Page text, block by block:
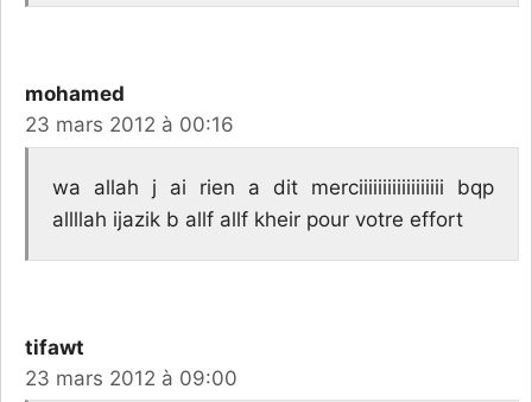
mohamed
23 mars 2012 à 00:16
wa allah j ai rien a dit merciiiiiiiiiiiiiiiiii bqp
allllah ijazik b allf allf kheir pour votre effort
tifawt
23 mars 2012 à 09:00